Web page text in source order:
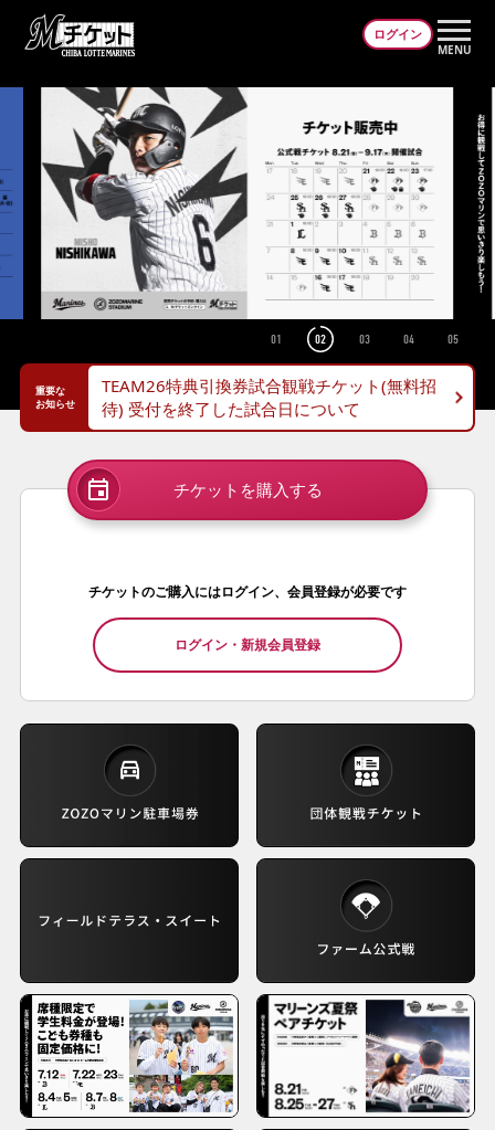
ログイン
MENU
01 02 03 04 05
重要な
お知らせ
TEAM26特典引換券試合観戦チケット(無料招
待) 受付を終了した試合日について
チケットを購入する
チケットのご購入にはログイン、会員登録が必要です
ログイン・新規会員登録
いいえ
閉じる
マリーンズIDまたはメールアドレスでログイン
通信しています...
パスワードを忘れた方はこちら
マリーンズIDとは
TEAM26会員入会(有料)はこちら
TEAM26会員とは